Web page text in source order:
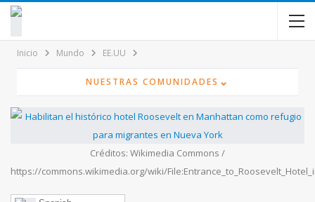
contenido
Inicio Mundo EE.UU
NUESTRAS COMUNIDADES ⌄
Créditos: Wikimedia Commons /
https://commons.wikimedia.org/wiki/